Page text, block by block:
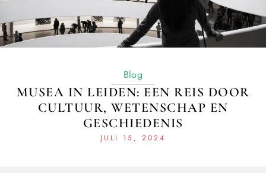
Blog
MUSEA IN LEIDEN: EEN REIS DOOR
CULTUUR, WETENSCHAP EN
GESCHIEDENIS
JULI 15, 2024